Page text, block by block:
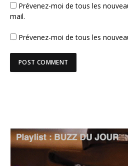
Prévenez-moi de tous les
mail.
Prévenez-moi de tous les